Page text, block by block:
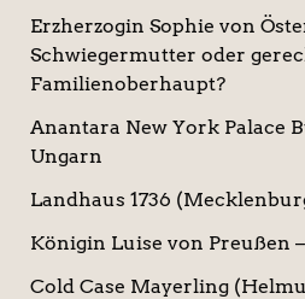
Erzherzogin Sophie von
Schwiegermutter oder
Familienoberhaupt?
Anantara New York Palace
Ungarn
Landhaus 1736
Königin Luise von Preußen
Cold Case Mayerling